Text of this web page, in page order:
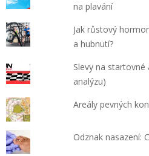
na plavání
Jak růstový
a hubnutí?
Slevy na startovné
analýzu)
Areály pevných
Odznak nasazení: